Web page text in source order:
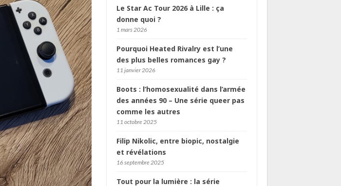
Le Star Ac Tour 2026 à Lille : ça
donne quoi ?
1 mars 2026
Pourquoi Heated Rivalry est l’une
des plus belles romances gay ?
11 janvier 2026
Boots : l’homosexualité dans l’armée
des années 90 – Une série queer pas
comme les autres
11 octobre 2025
Filip Nikolic, entre biopic, nostalgie
et révélations
16 septembre 2025
Tout pour la lumière : la série